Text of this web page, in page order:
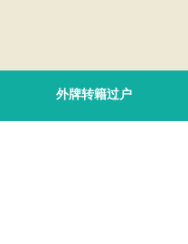
外牌转籍过户